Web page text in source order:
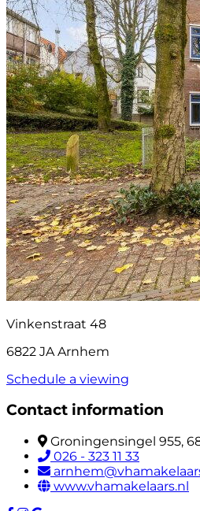
Vinkenstraat 48
6822 JA Arnhem
Schedule a viewing
Contact information
Groningensingel 955,
026 - 323 11 33
www.vhamakelaars.nl